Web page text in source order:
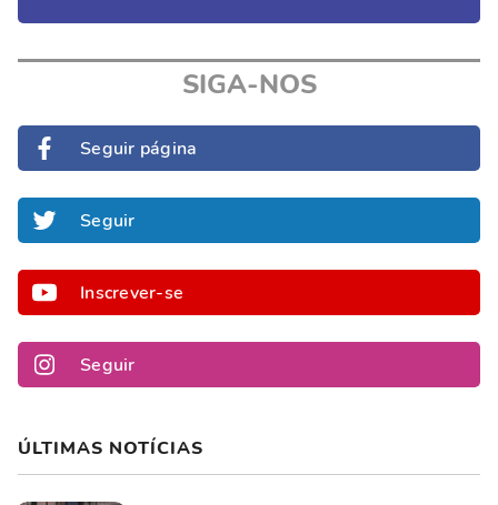
SIGA-NOS
Seguir página
Seguir
Inscrever-se
Seguir
ÚLTIMAS NOTÍCIAS